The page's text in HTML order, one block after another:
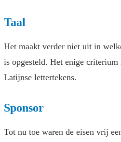
Taal
Het maakt verder niet uit in
is opgesteld. Het enige
Latijnse lettertekens.
Sponsor
Tot nu toe waren de eisen vrij